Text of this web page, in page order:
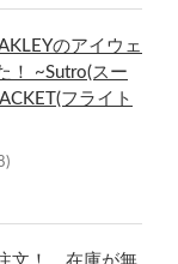
のアイウェ
！ ~Sutro(スー
フライト